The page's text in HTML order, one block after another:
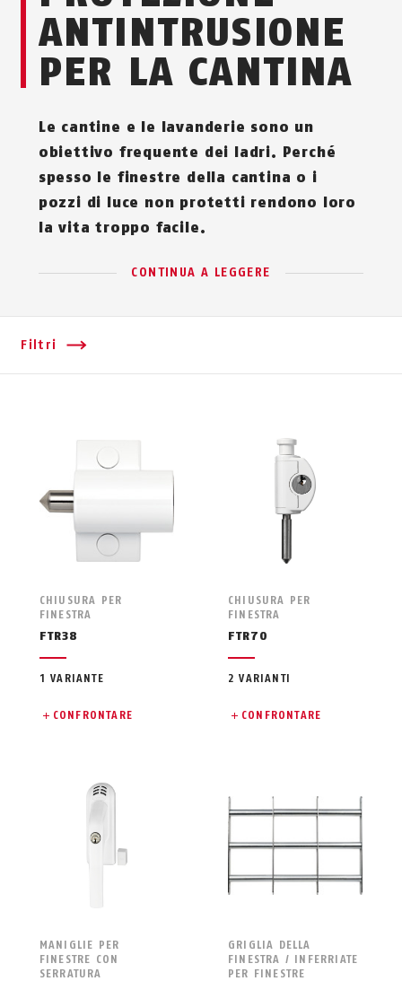
ANTINTRUSIONE
PER LA CANTINA
Le cantine e le lavanderie sono un
obiettivo frequente dei ladri. Perché
spesso le finestre della cantina o i
pozzi di luce non protetti rendono loro
la vita troppo facile.
CONTINUA A LEGGERE
Filtri
CHIUSURA PER
FINESTRA
FTR38
1 VARIANTE
CONFRONTARE
CHIUSURA PER
FINESTRA
FTR70
2 VARIANTI
CONFRONTARE
MANIGLIE PER
FINESTRE CON
SERRATURA
GRIGLIA DELLA
FINESTRA / INFERRIATE
PER FINESTRE